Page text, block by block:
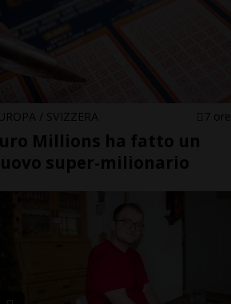
/ SVIZZERA 7 ore
Millions ha fatto un
super-milionario